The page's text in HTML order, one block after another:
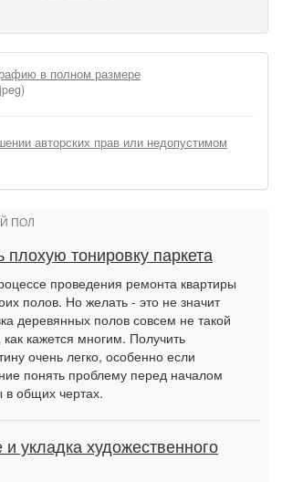
в полном размере
авторских прав или недопустимом
ПОЛ
плохую тонировку паркета
проведения ремонта квартиры
полов. Но желать - это не значит
деревянных полов совсем не такой
кажется многим. Получить
очень легко, особенно если
понять проблему перед началом
в общих чертах.
и укладка художественного